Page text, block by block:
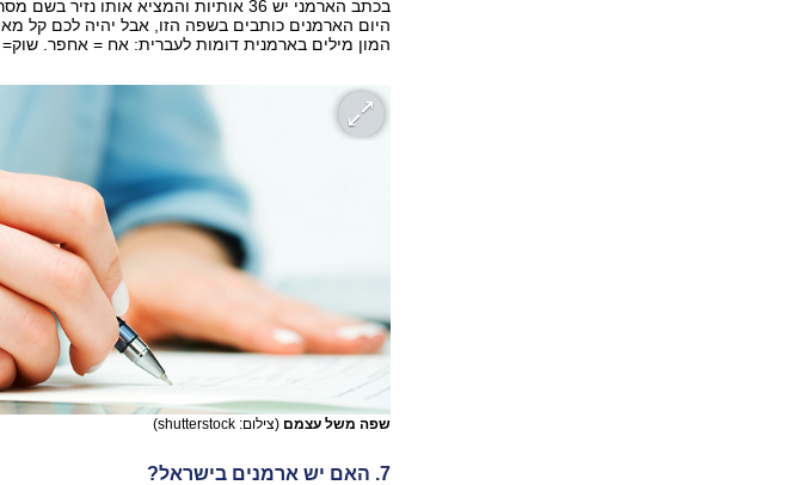
היום הארמנים כותבים בשפה הזו, אבל יהיה לכם קל
המון מילים בארמנית דומות לעברית: אח = אחפר. שוק=
שפה משל עצמם (צילום: shutterstock)
7. האם יש ארמנים בישראל?